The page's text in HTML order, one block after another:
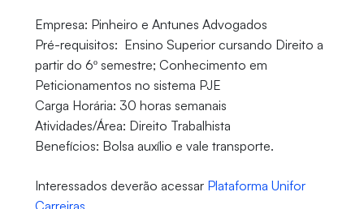
Empresa: Pinheiro e Antunes Advogados
Pré-requisitos: Ensino Superior cursando Direito a
partir do 6º semestre; Conhecimento em
Peticionamentos no sistema PJE
Carga Horária: 30 horas semanais
Atividades/Área: Direito Trabalhista
Benefícios: Bolsa auxílio e vale transporte.
Interessados deverão acessar Plataforma Unifor